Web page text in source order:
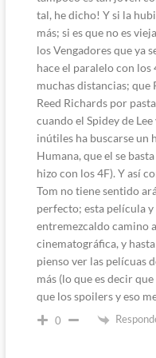
tal, he dicho! Y si la
más; si es que no es
los Vengadores que ya
hace el paralelo con los
muchas distancias; que
Reed Richards por
cuando el Spidey de
inútiles ha buscarse un
Humana, que el se
hizo con los 4F). Y así
Tom no tiene sentido
perfecto; esta película y
entremezcaldo camino
cinematográfica, y
pienso ver las pelícuas
más (lo que es decir
que los spoilers y eso
0